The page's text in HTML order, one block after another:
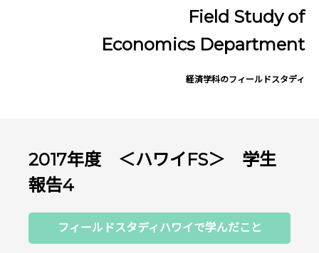
Field Study of
Economics Department
経済学科のフィールドスタディ
2017年度 ＜ハワイFS＞ 学生
報告4
フィールドスタディハワイで学んだこと